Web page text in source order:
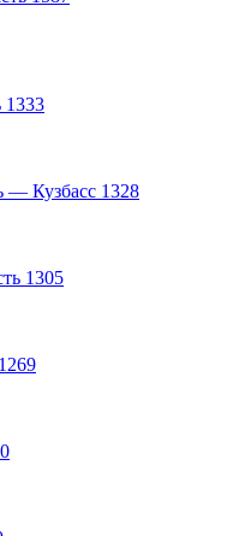
1333
— Кузбасс 1328
1305
1269